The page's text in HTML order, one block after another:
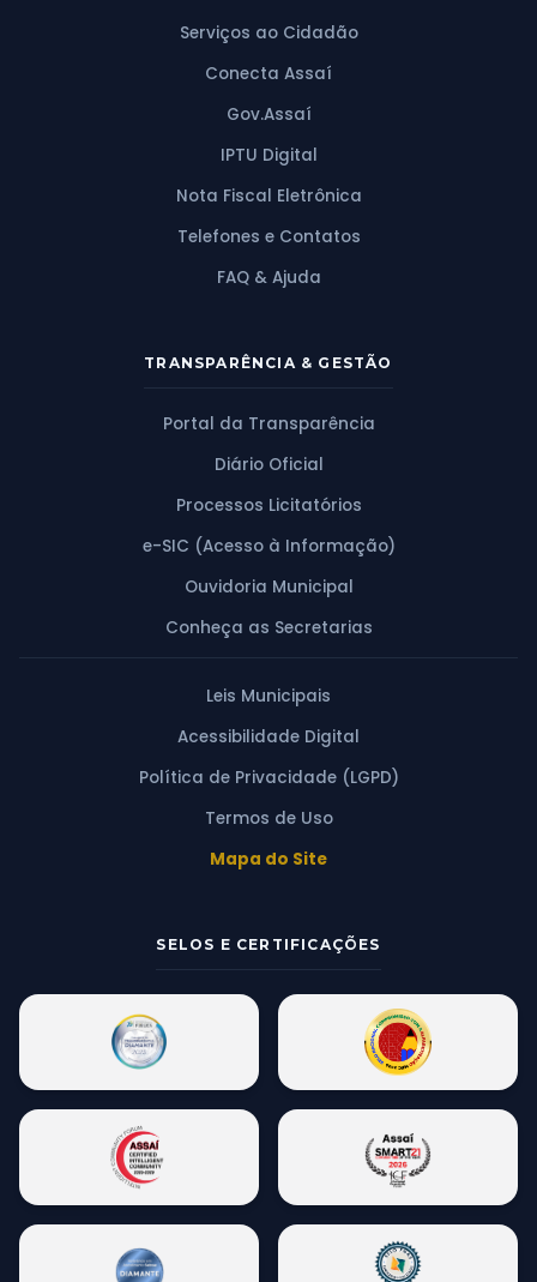
Serviços ao Cidadão
Conecta Assaí
Gov.Assaí
IPTU Digital
Nota Fiscal Eletrônica
Telefones e Contatos
FAQ & Ajuda
TRANSPARÊNCIA & GESTÃO
Portal da Transparência
Diário Oficial
Processos Licitatórios
e-SIC (Acesso à Informação)
Ouvidoria Municipal
Conheça as Secretarias
Leis Municipais
Acessibilidade Digital
Política de Privacidade (LGPD)
Termos de Uso
Mapa do Site
SELOS E CERTIFICAÇÕES